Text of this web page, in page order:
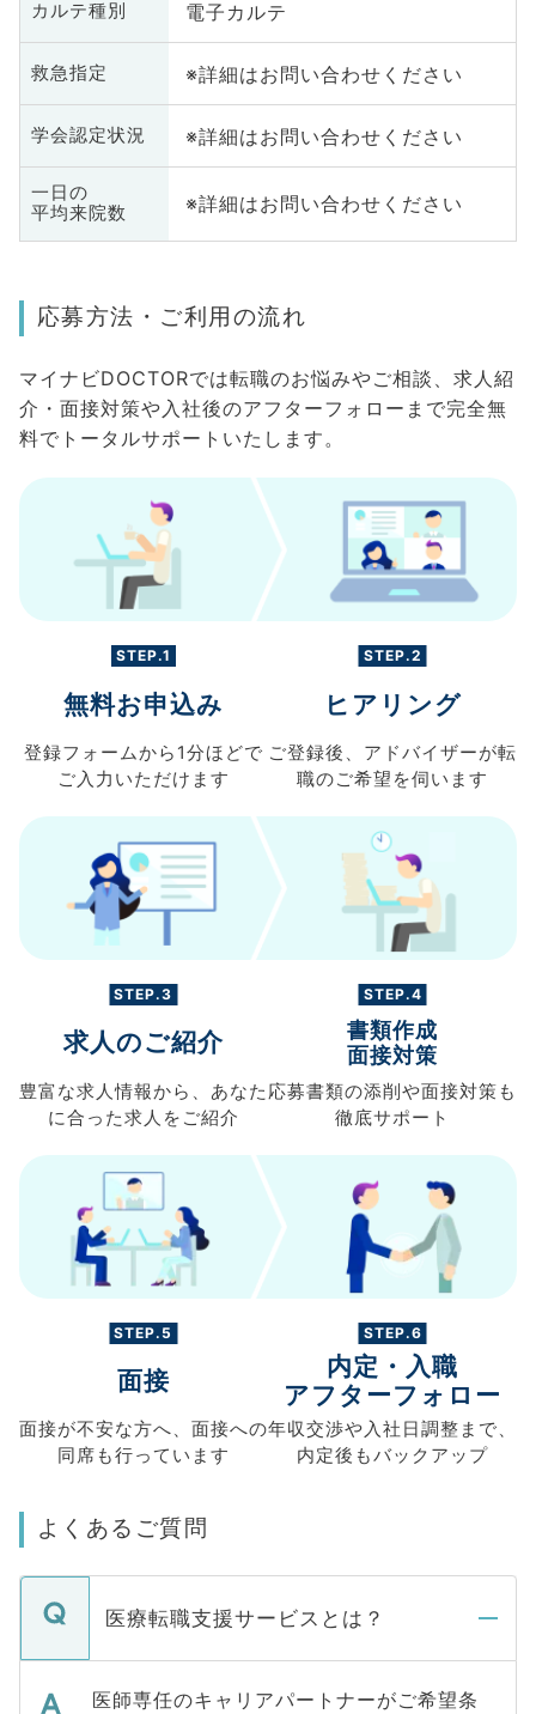
カルテ種別 電子カルテ
救急指定 ※詳細はお問い合わせください
学会認定状況 ※詳細はお問い合わせください
一日の
平均来院数
※詳細はお問い合わせください
応募方法・ご利用の流れ
マイナビDOCTORでは転職のお悩みやご相談、求人紹
介・面接対策や入社後のアフターフォローまで完全無
料でトータルサポートいたします。
STEP.1
無料お申込み
登録フォームから 1分ほどで
ご入力 いただけます
STEP.2
ヒアリング
ご登録後、 アドバイザーが転
職のご希望を伺います
STEP.3
求人のご紹介
豊富な求人情報から、 あなた
に合った求人を ご紹介
STEP.4
書類作成
面接対策
応募書類の添削や面接対策も
徹底サポート
STEP.5
面接
面接が不安な方へ、 面接への
同席も行っています
STEP.6
内定・入職
アフターフォロー
年収交渉や入社日調整まで、
内定後もバックアップ
よくあるご質問
医療転職支援サービスとは？
医師専任のキャリアパートナーがご希望条